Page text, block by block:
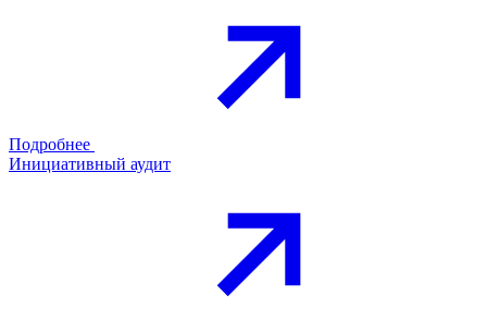
Подробнее
Инициативный аудит